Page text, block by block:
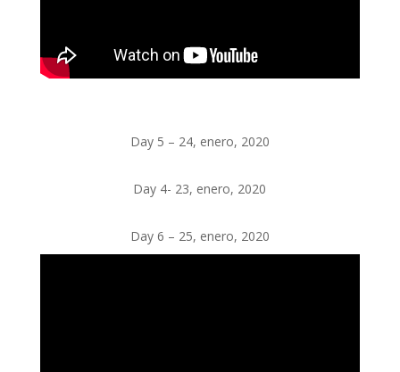
Day 5 – 24, enero, 2020
Day 4- 23, enero, 2020
Day 6 – 25, enero, 2020